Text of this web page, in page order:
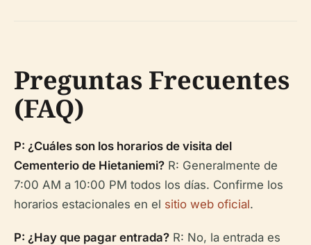
Preguntas Frecuentes
(FAQ)
P: ¿Cuáles son los horarios de visita del
Cementerio de Hietaniemi? R: Generalmente de
7:00 AM a 10:00 PM todos los días. Confirme los
horarios estacionales en el sitio web oficial.
P: ¿Hay que pagar entrada? R: No, la entrada es